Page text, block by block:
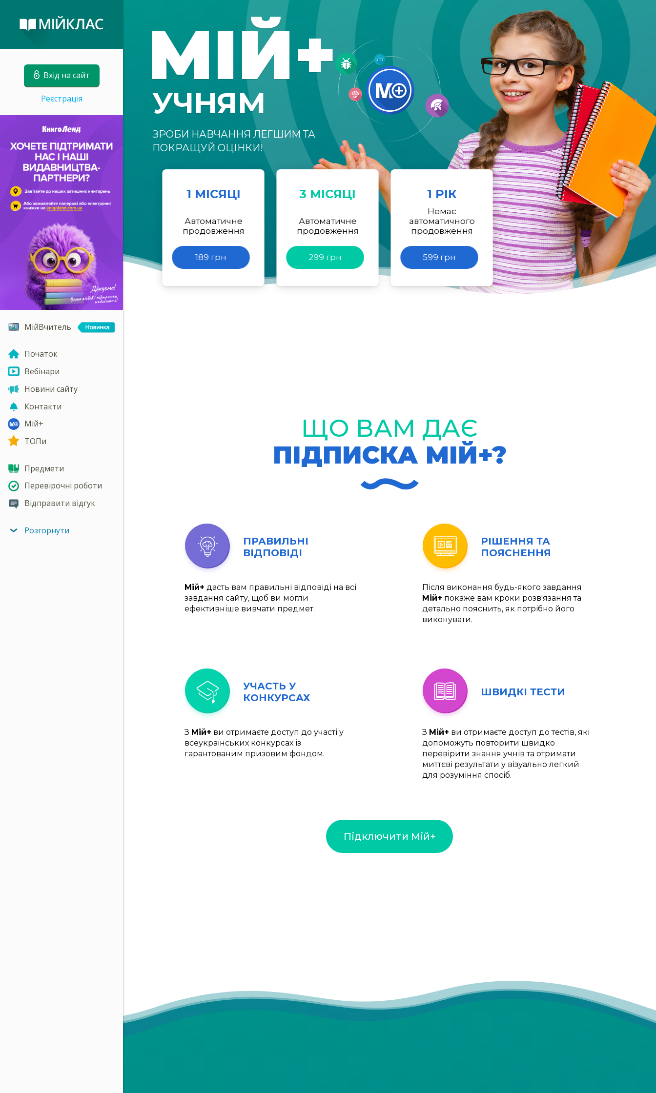
Вхід на сайт
Реєстрація
МійВчитель
Початок
Вебінари
Новини сайту
Контакти
Мій+
ТОПи
Предмети
Перевірочні роботи
Відправити відгук
Розгорнути
МІЙ+
УЧНЯМ
ЗРОБИ НАВЧАННЯ ЛЕГШИМ ТА
ПОКРАЩУЙ ОЦІНКИ!
1 МІСЯЦІ
Автоматичне
продовження
189 грн
3 МІСЯЦІ
Автоматичне
продовження
299 грн
1 РІК
Немає
автоматичного
продовження
599 грн
ЩО ВАМ ДАЄ
ПІДПИСКА МІЙ+?
ПРАВИЛЬНІ
ВІДПОВІДІ
Мій+ дасть вам правильні відповіді на всі
завдання сайту, щоб ви могли
ефективніше вивчати предмет.
РІШЕННЯ ТА
ПОЯСНЕННЯ
Після виконання будь-якого завдання
Мій+ покаже вам кроки розв'язання та
детально пояснить, як потрібно його
виконувати.
УЧАСТЬ У
КОНКУРСАХ
З Мій+ ви отримаєте доступ до участі у
всеукраїнських конкурсах із
гарантованим призовим фондом.
ШВИДКІ ТЕСТИ
З Мій+ ви отримаєте доступ до тестів, які
допоможуть повторити швидко
перевірити знання учнів та отримати
миттєві результати у візуально легкий
для розуміння спосіб.
Підключити Мій+